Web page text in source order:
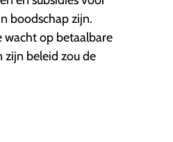
boodschap zijn.
wacht op betaalbare
zijn beleid zou de